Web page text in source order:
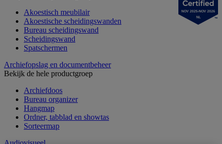
Akoestisch meubilair
Akoestische scheidingswanden
Bureau scheidingswand
Scheidingswand
Spatschermen
Archiefopslag en documentbeheer
Bekijk de hele productgroep
Archiefdoos
Bureau organizer
Hangmap
Ordner, tabblad en showtas
Sorteermap
NOV 2025-NOV 2026
NL